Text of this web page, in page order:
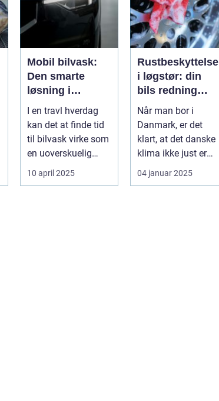
Mobil bilvask:
Den smarte
løsning i
Storkøbenhavn
I en travl hverdag
kan det at finde tid
til bilvask virke som
en uoverskuelig
opgave. Især i S...
10 april 2025
Rustbeskyttelse
i løgstør: din
bils redning
mod det danske
klima
Når man bor i
Danmark, er det
klart, at det danske
klima ikke just er
den bedste ven for
bilen...
04 januar 2025